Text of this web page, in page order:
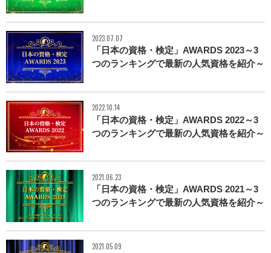
2023.07.07
「日本の資格・検定」AWARDS 2023～3
つのランキングで最新の人気資格を紹介～
2022.10.14
「日本の資格・検定」AWARDS 2022～3
つのランキングで最新の人気資格を紹介～
2021.06.23
「日本の資格・検定」AWARDS 2021～3
つのランキングで最新の人気資格を紹介～
2021.05.09